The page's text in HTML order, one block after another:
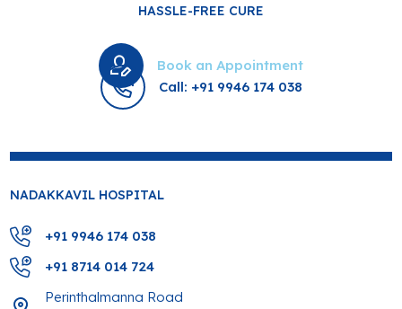
HASSLE-FREE CURE
Book an Appointment
Call: +91 9946 174 038
NADAKKAVIL HOSPITAL
+91 9946 174 038
+91 8714 014 724
Perinthalmanna Road